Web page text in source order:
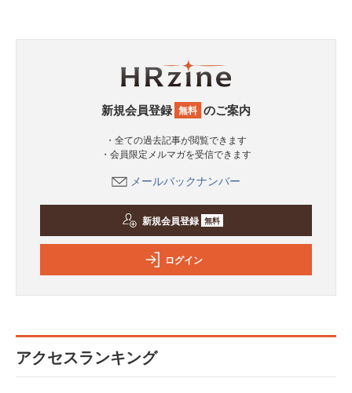
新規会員登録 無料 のご案内
・全ての過去記事が閲覧できます
・会員限定メルマガを受信できます
メールバックナンバー
新規会員登録 無料
ログイン
アクセスランキング